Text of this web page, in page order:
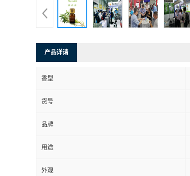
产品详请
香型
货号
品牌
用途
外观